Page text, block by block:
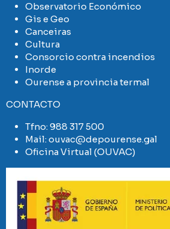
Observatorio Económico
Gis e Geo
Canceiras
Cultura
Consorcio contra incendios
Inorde
Ourense a provincia termal
CONTACTO
Tfno:988 317 500
Mail:ouvac@depourense.gal
Oficina Virtual (OUVAC)